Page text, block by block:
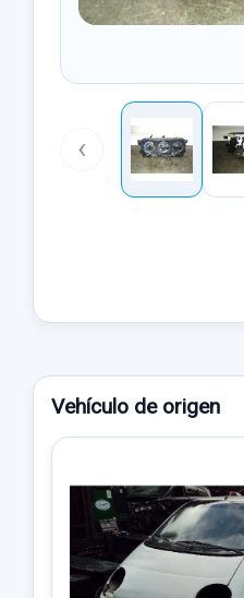
‹
Vehículo de origen